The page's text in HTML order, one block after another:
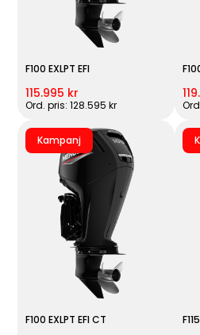
F100 EXLPT EFI
115.995 kr
Ord. pris: 128.595 kr
Kampanj
F100 EXLPT EFI CT